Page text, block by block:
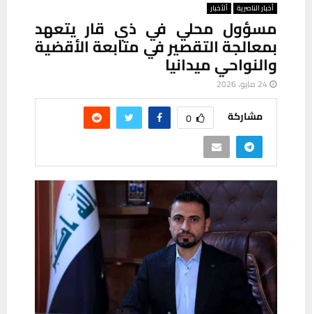
أخبار الناصرية ألأخبار
مسؤول محلي في ذي قار يتعهد
بمعالجة التقصير في متابعة الأقضية
والنواحي ميدانيا
24 مايو، 2026
مشاركة 0